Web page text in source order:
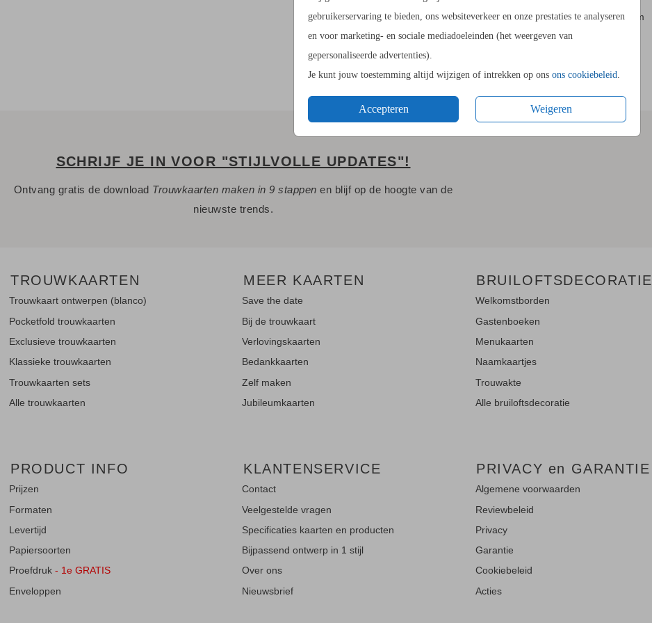
gebruikerservaring te bieden, ons websiteverkeer en onze prestaties te analyseren
en voor marketing- en sociale mediadoeleinden (het weergeven van
gepersonaliseerde advertenties).
Je kunt jouw toestemming altijd wijzigen of intrekken op ons ons cookiebeleid.
Accepteren Weigeren
14.4 × 21.6 cm
SCHRIJF JE IN VOOR "STIJLVOLLE UPDATES"!
Ontvang gratis de download Trouwkaarten maken in 9 stappen en blijf op de hoogte van de
nieuwste trends.
TROUWKAARTEN
Trouwkaart ontwerpen (blanco)
Pocketfold trouwkaarten
Exclusieve trouwkaarten
Klassieke trouwkaarten
Trouwkaarten sets
Alle trouwkaarten
MEER KAARTEN
Save the date
Bij de trouwkaart
Verlovingskaarten
Bedankkaarten
Zelf maken
Jubileumkaarten
BRUILOFTSDECORATIE
Welkomstborden
Gastenboeken
Menukaarten
Naamkaartjes
Trouwakte
Alle bruiloftsdecoratie
PRODUCT INFO
Prijzen
Formaten
Levertijd
Papiersoorten
Proefdruk- 1e GRATIS
Enveloppen
KLANTENSERVICE
Contact
Veelgestelde vragen
Specificaties kaarten en producten
Bijpassend ontwerp in 1 stijl
Over ons
Nieuwsbrief
PRIVACY en GARANTIE
Algemene voorwaarden
Reviewbeleid
Privacy
Garantie
Cookiebeleid
Acties